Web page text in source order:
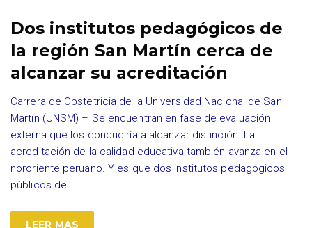
Dos institutos pedagógicos de
la región San Martín cerca de
alcanzar su acreditación
Carrera de Obstetricia de la Universidad Nacional de San
Martín (UNSM) – Se encuentran en fase de evaluación
externa que los conduciría a alcanzar distinción. La
acreditación de la calidad educativa también avanza en el
nororiente peruano. Y es que dos institutos pedagógicos
públicos de …
LEER MAS